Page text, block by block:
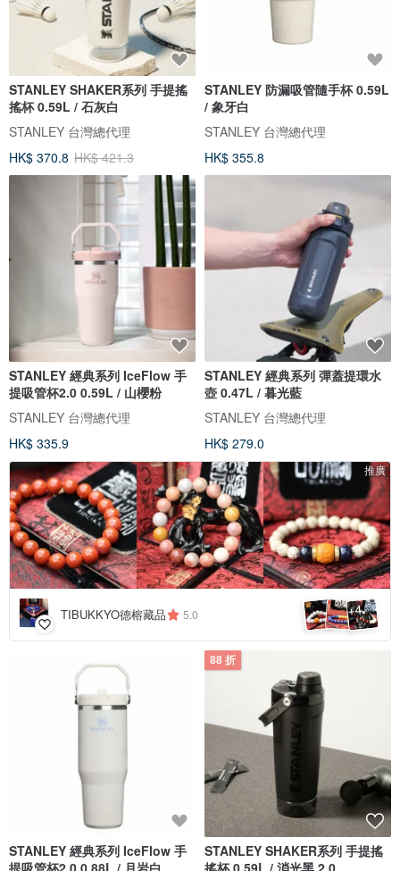
STANLEY SHAKER系列 手提搖
搖杯 0.59L / 石灰白
STANLEY 台灣總代理
HK$ 370.8 HK$ 421.3
STANLEY 防漏吸管隨手杯 0.59L
/ 象牙白
STANLEY 台灣總代理
HK$ 355.8
STANLEY 經典系列 IceFlow 手
提吸管杯2.0 0.59L / 山櫻粉
STANLEY 台灣總代理
HK$ 335.9
STANLEY 經典系列 彈蓋提環水
壺 0.47L / 暮光藍
STANLEY 台灣總代理
HK$ 279.0
推廣
TIBUKKYO德榕藏品 5.0 +4
STANLEY 經典系列 IceFlow 手
提吸管杯2.0 0.88L / 月岩白
88 折
STANLEY SHAKER系列 手提搖
搖杯 0.59L / 消光黑 2.0